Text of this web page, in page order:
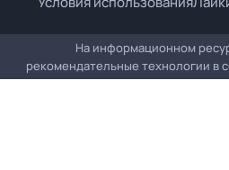
На информационном
рекомендательные технологии в